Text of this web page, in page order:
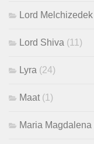
Lord Melchizedek
Lord Shiva (11)
Lyra (24)
Maat (1)
Maria Magdalena